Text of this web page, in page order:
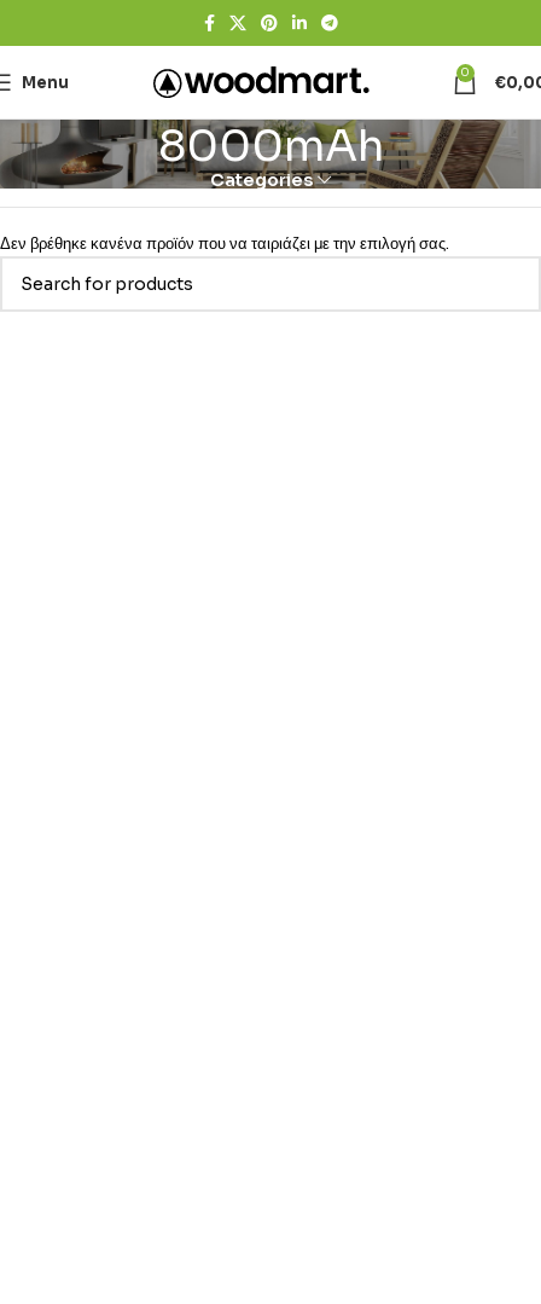
Menu 0 €
8000mAh
Categories
Δεν βρέθηκε κανένα προϊόν που να ταιριάζει με την επιλογή σας.